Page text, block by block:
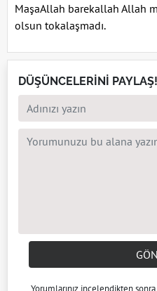
MaşaAllah barekallah Allah
olsun tokalaşmadı.
DÜŞÜNCELERİNİ PAYLAŞ!
Yorumlarınız incelendikten sonra